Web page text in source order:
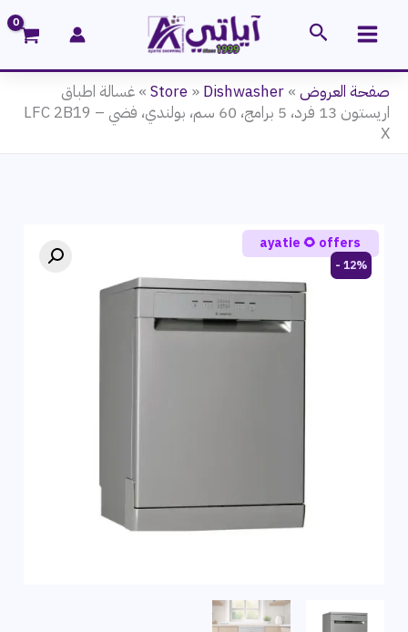
البحث
صفحة العروض »
Store » Dishwasher
» غسالة اطباق
اريستون 13 فرد، 5 برامج، 60 سم، بولندي، فضي – LFC 2B19
X
ayatie 🌻 offers
12% -